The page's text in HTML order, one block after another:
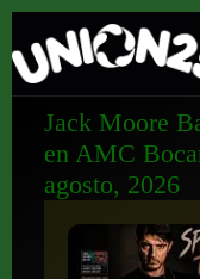
Jack Moore
en AMC
agosto, 2026